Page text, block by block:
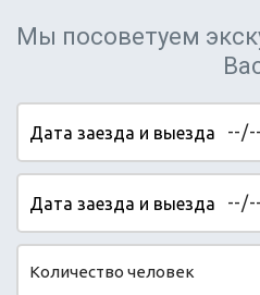
бюджет и
Мы посоветуем